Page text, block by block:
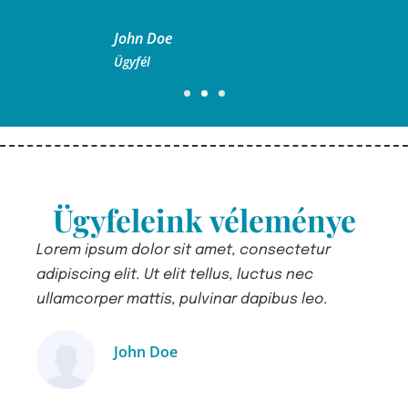
John Doe
Ügyfél
Ügyfeleink véleménye
Lorem ipsum dolor sit amet, consectetur
adipiscing elit. Ut elit tellus, luctus nec
ullamcorper mattis, pulvinar dapibus leo.
John Doe